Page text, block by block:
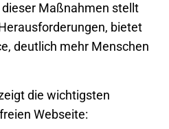
Maßnahmen stellt
bietet
deutlich mehr Menschen
die wichtigsten
Webseite: